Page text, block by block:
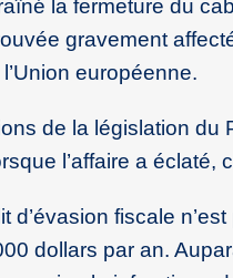
la fermeture du
gravement
européenne.
de la législation du
l’affaire a
d’évasion fiscale
dollars par an.